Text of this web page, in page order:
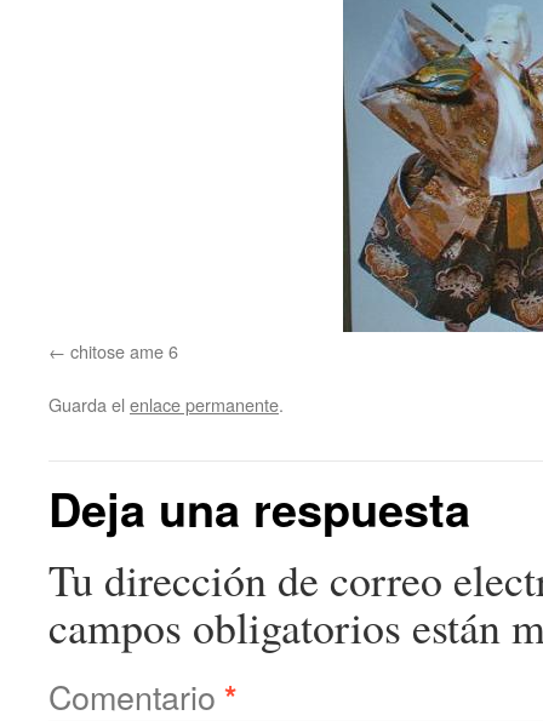
chitose ame 6
Guarda el enlace permanente.
Deja una respuesta
Tu dirección de correo
campos obligatorios están
Comentario *